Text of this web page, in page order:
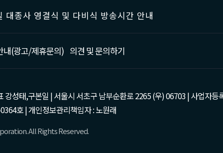
종사 영결식 및 다비식 방송시간 안내
내(광고/제휴문의) 의견 및 문의하기
강성태,구본일 | 서울시 서초구 남부순환로 2265 (우) 06703 | 사업자
호 | 개인정보관리책임자 : 노원래
All Rights Reserved.